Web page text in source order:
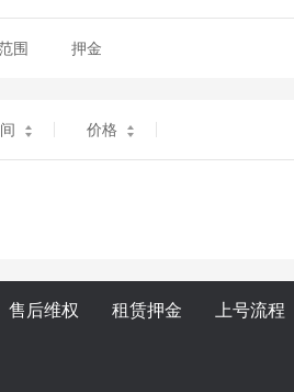
围 押金
价格
售后维权 租赁押金 上号流程